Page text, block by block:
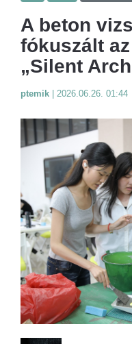
A beton
fókuszált
„Silent
ptemik 2026.06.26. 01:44